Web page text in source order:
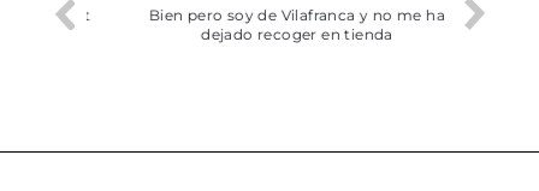
trobat
Bien pero soy de Vilafranca y no me ha
dejado recoger en tienda